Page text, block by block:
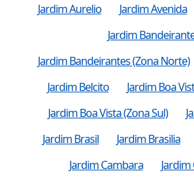
Jardim Aurelio
Jardim Avenida
Jardim
Jardim Bandeirantes (Zona Norte)
Jardim Belcito
Jardim Boa
Jardim Boa Vista (Zona Sul)
Jardim Brasil
Jardim Brasilia
Jardim Cambara